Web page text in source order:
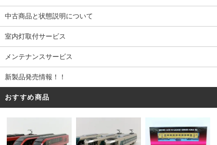
中古商品と状態説明について
室内灯取付サービス
メンテナンスサービス
新製品発売情報！！
おすすめ商品